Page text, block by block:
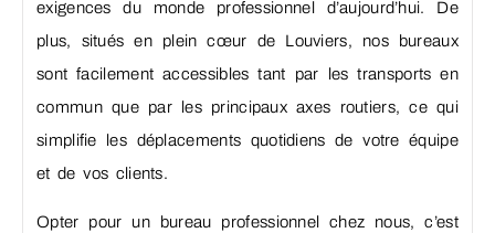
exigences du monde professionnel d’aujourd’hui. De
plus, situés en plein cœur de Louviers, nos bureaux
sont facilement accessibles tant par les transports en
commun que par les principaux axes routiers, ce qui
simplifie les déplacements quotidiens de votre équipe
et de vos clients.
Opter pour un bureau professionnel chez nous, c’est